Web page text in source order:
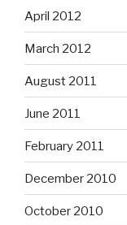
April 2012
March 2012
August 2011
June 2011
February 2011
December 2010
October 2010